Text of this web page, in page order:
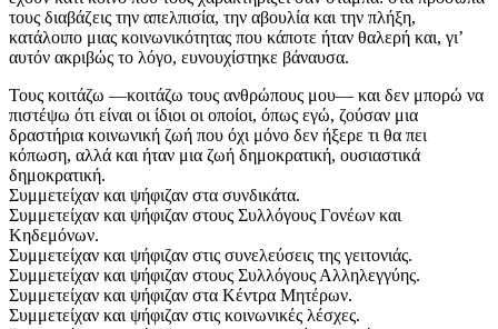
τους διαβάζεις την απελπισία, την αβουλία και την πλήξη,
κατάλοιπο μιας κοινωνικότητας που κάποτε ήταν θαλερή και, γιʼ
αυτόν ακριβώς το λόγο, ευνουχίστηκε βάναυσα.
Τους κοιτάζω —κοιτάζω τους ανθρώπους μου— και δεν μπορώ να
πιστέψω ότι είναι οι ίδιοι οι οποίοι, όπως εγώ, ζούσαν μια
δραστήρια κοινωνική ζωή που όχι μόνο δεν ήξερε τι θα πει
κόπωση, αλλά και ήταν μια ζωή δημοκρατική, ουσιαστικά
δημοκρατική.
Συμμετείχαν και ψήφιζαν στα συνδικάτα.
Συμμετείχαν και ψήφιζαν στους Συλλόγους Γονέων και
Κηδεμόνων.
Συμμετείχαν και ψήφιζαν στις συνελεύσεις της γειτονιάς.
Συμμετείχαν και ψήφιζαν στους Συλλόγους Αλληλεγγύης.
Συμμετείχαν και ψήφιζαν στα Κέντρα Μητέρων.
Συμμετείχαν και ψήφιζαν στις κοινωνικές λέσχες.